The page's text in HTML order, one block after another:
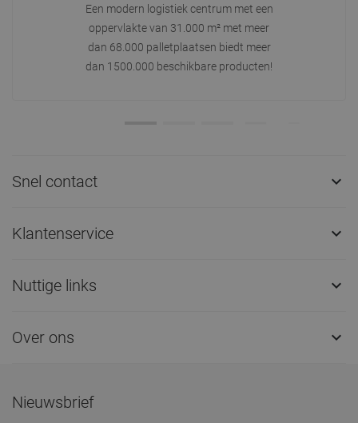
Een modern logistiek centrum met een
oppervlakte van 31.000 m² met meer
dan 68.000 palletplaatsen biedt meer
dan 1500.000 beschikbare producten!
Snel contact 
Klantenservice 
Nuttige links 
Over ons 
Nieuwsbrief